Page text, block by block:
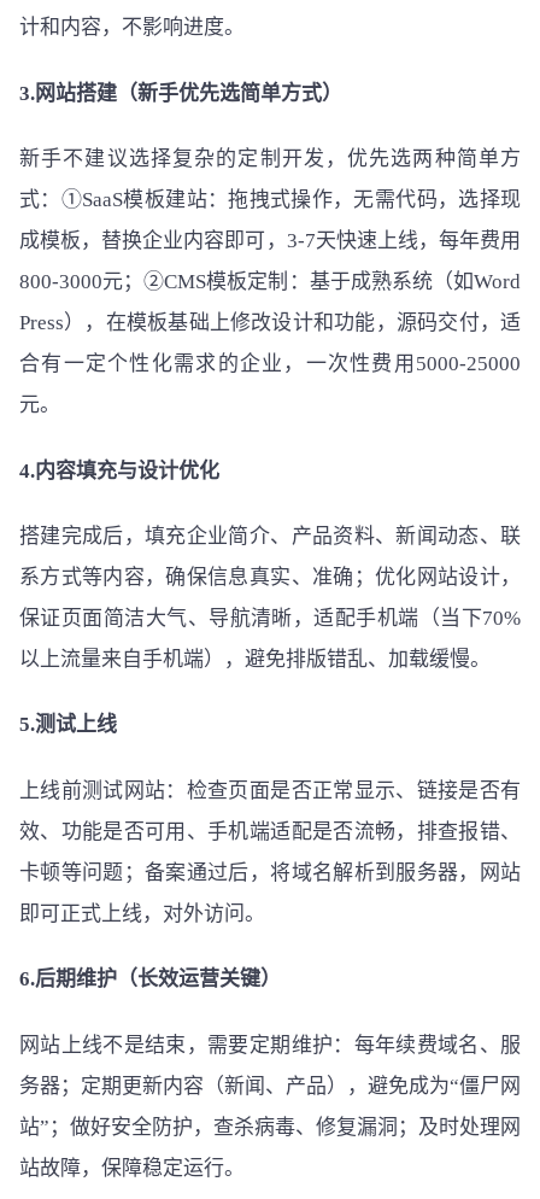
计和内容，不影响进度。
3.网站搭建（新手优先选简单方式）
新手不建议选择复杂的定制开发，优先选两种简单方
式：①SaaS模板建站：拖拽式操作，无需代码，选择现
成模板，替换企业内容即可，3-7天快速上线，每年费用
800-3000元；②CMS模板定制：基于成熟系统（如Word
Press），在模板基础上修改设计和功能，源码交付，适
合有一定个性化需求的企业，一次性费用5000-25000
元。
4.内容填充与设计优化
搭建完成后，填充企业简介、产品资料、新闻动态、联
系方式等内容，确保信息真实、准确；优化网站设计，
保证页面简洁大气、导航清晰，适配手机端（当下70%
以上流量来自手机端），避免排版错乱、加载缓慢。
5.测试上线
上线前测试网站：检查页面是否正常显示、链接是否有
效、功能是否可用、手机端适配是否流畅，排查报错、
卡顿等问题；备案通过后，将域名解析到服务器，网站
即可正式上线，对外访问。
6.后期维护（长效运营关键）
网站上线不是结束，需要定期维护：每年续费域名、服
务器；定期更新内容（新闻、产品），避免成为“僵尸网
站”；做好安全防护，查杀病毒、修复漏洞；及时处理网
站故障，保障稳定运行。